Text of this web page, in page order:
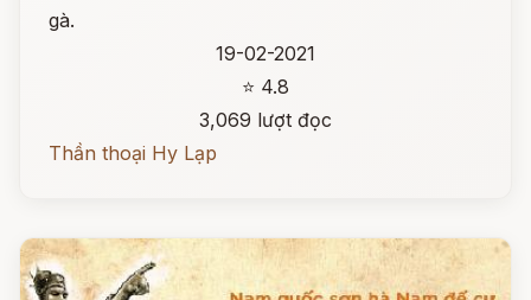
gà.
19-02-2021
⭐ 4.8
3,069 lượt đọc
Thần thoại Hy Lạp